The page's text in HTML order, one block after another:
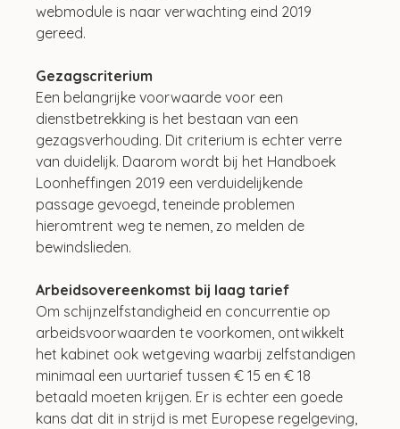
webmodule is naar verwachting eind 2019
gereed.
Gezagscriterium
Een belangrijke voorwaarde voor een
dienstbetrekking is het bestaan van een
gezagsverhouding. Dit criterium is echter verre
van duidelijk. Daarom wordt bij het Handboek
Loonheffingen 2019 een verduidelijkende
passage gevoegd, teneinde problemen
hieromtrent weg te nemen, zo melden de
bewindslieden.
Arbeidsovereenkomst bij laag tarief
Om schijnzelfstandigheid en concurrentie op
arbeidsvoorwaarden te voorkomen, ontwikkelt
het kabinet ook wetgeving waarbij zelfstandigen
minimaal een uurtarief tussen € 15 en € 18
betaald moeten krijgen. Er is echter een goede
kans dat dit in strijd is met Europese regelgeving,